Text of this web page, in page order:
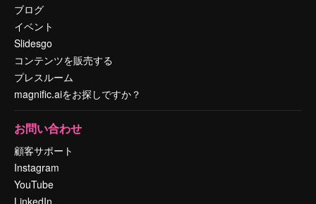
ブログ
イベント
Slidesgo
コンテンツを販売する
プレスルーム
magnific.aiをお探しですか？
お問い合わせ
顧客サポート
Instagram
YouTube
LinkedIn